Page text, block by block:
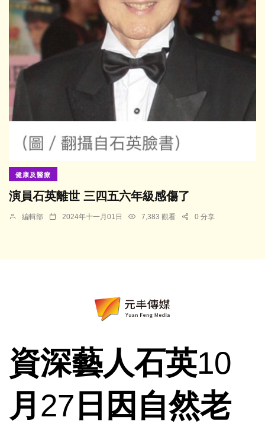
健康及醫療
演員石英離世 三四五六年級感傷了
編輯部 2024年十一月01日 7,383 觀看 0 分享
資深藝人石英10
月 27 日因自然老